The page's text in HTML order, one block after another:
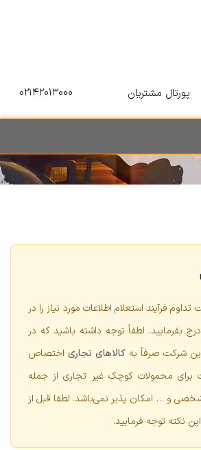
پورتال مشتریان ۰۲۱۴۲۰۱۳۰۰۰
فرآیند استعلام اطلاعات مورد نیاز را در
بفرمایید. لطفاً توجه داشته باشید که در
شرکت صرفاً به کالاهای تجاری اختصاص
برای محمولات کوچک غیر تجاری از جمله
شخصی و … امکان پذیر نمی‌باشد. لطفا قبل از
نکته توجه فرمایید.